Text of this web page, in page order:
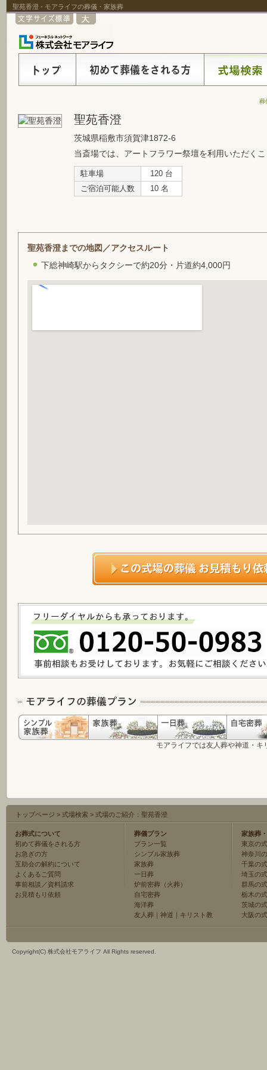
聖苑香澄 - モアライフの葬儀・家族葬
葬
聖苑香澄
茨城県稲敷市須賀津1872-6
当斎場では、アートフラワー祭壇を利用いただく
駐車場
120 台
ご宿泊可能人数
10 名
聖苑香澄までの地図／アクセスルート
下総神崎駅からタクシーで約20分・片道約4,000円
モアライフでは友人葬や神道・
トップページ > 式場検索 > 式場のご紹介：聖苑香澄
お葬式について
初めて葬儀をされる方
お急ぎの方
互助会の解約について
よくあるご質問
事前相談／資料請求
お見積もり依頼
葬儀プラン
プラン一覧
シンプル家族葬
家族葬
一日葬
炉前密葬（火葬）
自宅密葬
海洋葬
友人葬 ｜ 神道 ｜ キリスト教
家族葬
東京の
神奈川
千葉の
埼玉の
群馬の
栃木の
茨城の
大阪の
Copyright(C) 株式会社モアライフ All Rights reserved.